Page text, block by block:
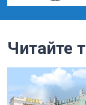
Читайте